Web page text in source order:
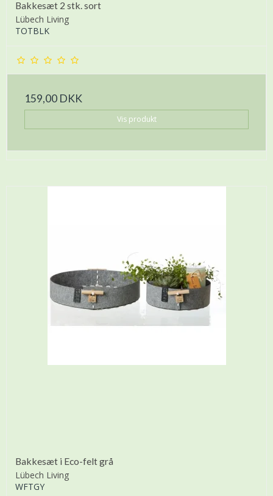
Bakkesæt 2 stk. sort
Lübech Living
TOTBLK
159,00 DKK
Vis produkt
Bakkesæt i Eco-felt grå
Lübech Living
WFTGY